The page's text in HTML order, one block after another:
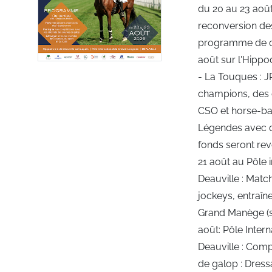
du 20 au 23
reconversion
programme de
août sur
- La Touques :
champions,
CSO et horse-
Légendes avec
fonds seront
21 août au Pôle
Deauville :
jockeys,
Grand Manège
août: Pôle
Deauville :
de galop :